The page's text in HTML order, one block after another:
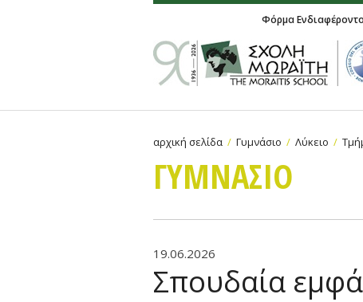
Φόρμα
αρχική σελίδα Γυμνάσιο Λύκειο
ΓΥΜΝAΣΙΟ
19.06.2026
Σπουδαία